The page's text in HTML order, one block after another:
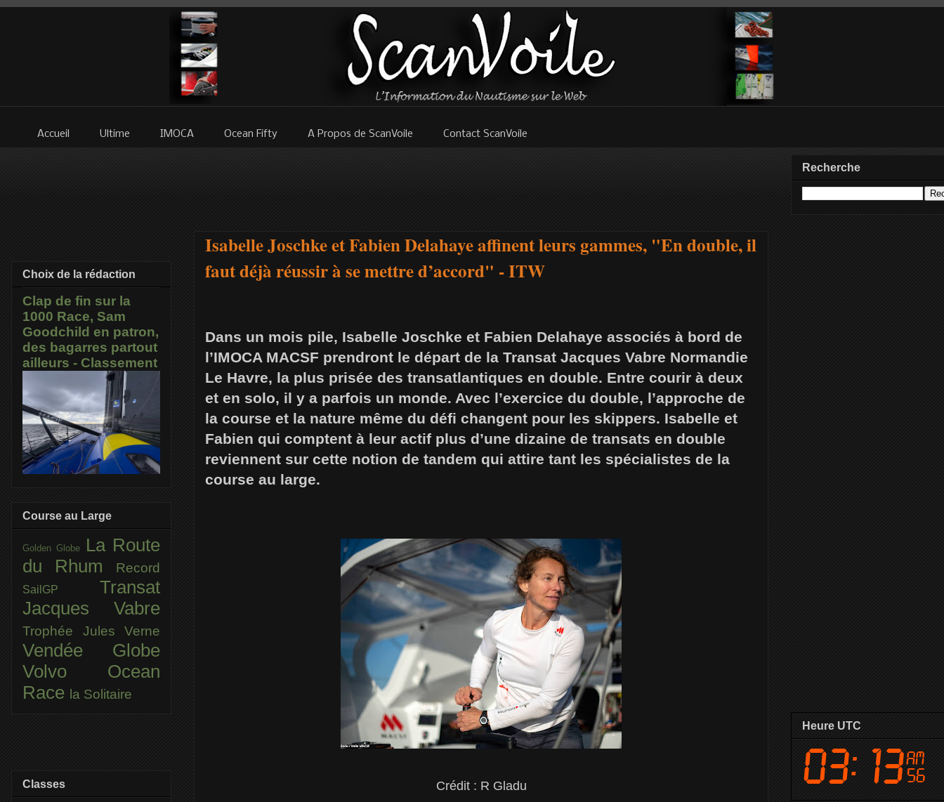
Accueil Ultime IMOCA Ocean Fifty A Propos de ScanVoile Contact ScanVoile
Isabelle Joschke et Fabien Delahaye affinent leurs gammes, "En double, il
faut déjà réussir à se mettre d’accord" - ITW
Dans un mois pile, Isabelle Joschke et Fabien Delahaye associés à bord de
l’IMOCA MACSF prendront le départ de la Transat Jacques Vabre Normandie
Le Havre, la plus prisée des transatlantiques en double. Entre courir à deux
et en solo, il y a parfois un monde. Avec l’exercice du double, l’approche de
la course et la nature même du défi changent pour les skippers. Isabelle et
Fabien qui comptent à leur actif plus d’une dizaine de transats en double
reviennent sur cette notion de tandem qui attire tant les spécialistes de la
course au large.
Crédit : R Gladu
Choix de la rédaction
Clap de fin sur la
1000 Race, Sam
Goodchild en patron,
des bagarres partout
ailleurs - Classement
Course au Large
Golden Globe
La Route
du Rhum
Record
SailGP Transat
Jacques Vabre
Trophée Jules Verne
Vendée Globe
Volvo Ocean
Race la Solitaire
Classes
Recherche
Heure UTC